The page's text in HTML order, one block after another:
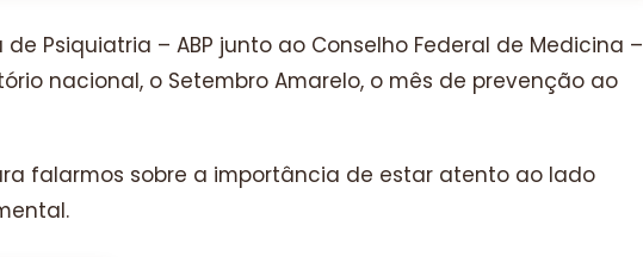
de Psiquiatria – ABP junto ao Conselho Federal de Medicina –
nacional, o Setembro Amarelo, o mês de prevenção ao
falarmos sobre a importância de estar atento ao lado